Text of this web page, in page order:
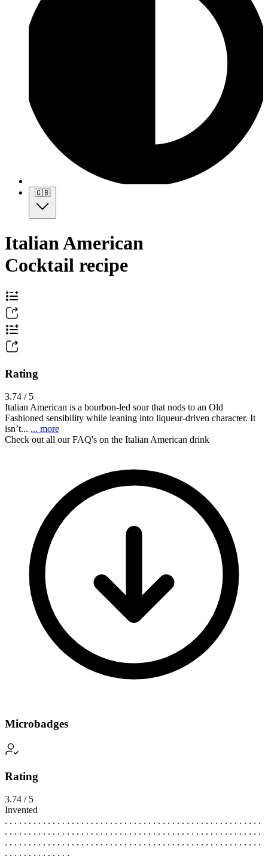
🇬🇧
Italian American
Cocktail recipe
Rating
3.74 / 5
Italian American is a bourbon-led sour that nods to an Old
Fashioned sensibility while leaning into liqueur-driven character. It
isn’t... ... more
Check out all our FAQ's on the Italian American drink
Microbadges
Rating
3.74 / 5
Invented
. . . . . . . . . . . . . . . . . . . . . . . . . . . . . . . . . . . . . . . . . . . . . . . . . . . . . .
. . . . . . . . . . . . . . . . . . . . . . . . . . . . . . . . . . . . . . . . . . . . . . . . . . . . . .
. . . . . . . . . . . . . . . . . . . . . . . . . . . . . . . . . . . . . . . . . . . . . . . . . . . . . .
. . . . . . . . . . . . . .